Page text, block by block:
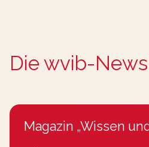
Die wvib-
Magazin „Wissen